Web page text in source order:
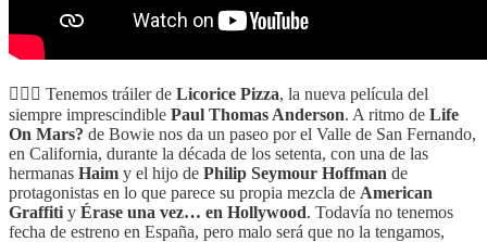
👩‍❤️‍👨 Tenemos tráiler de Licorice Pizza, la nueva película del
siempre imprescindible Paul Thomas Anderson. A ritmo de Life
On Mars? de Bowie nos da un paseo por el Valle de San Fernando,
en California, durante la década de los setenta, con una de las
hermanas Haim y el hijo de Philip Seymour Hoffman de
protagonistas en lo que parece su propia mezcla de American
Graffitiy Érase una vez… en Hollywood. Todavía no tenemos
fecha de estreno en España, pero malo será que no la tengamos,